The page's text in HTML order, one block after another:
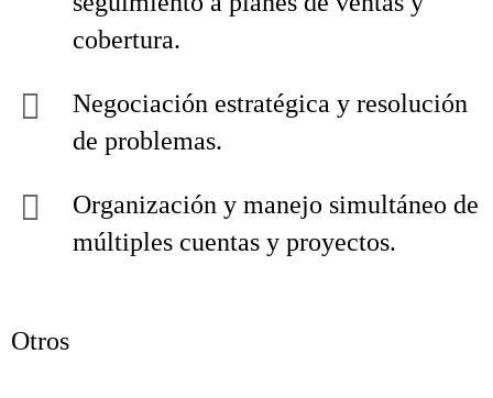
cobertura.
Negociación estratégica y resolución
de problemas.
Organización y manejo simultáneo de
múltiples cuentas y proyectos.
Otros